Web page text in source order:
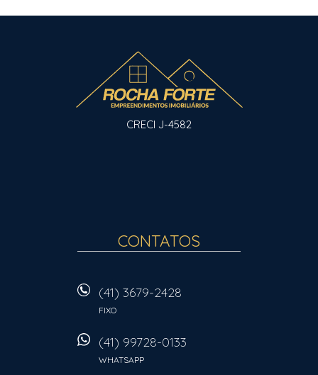
CRECI J-4582
CONTATOS
(41) 3679-2428
FIXO
(41) 99728-0133
WHATSAPP